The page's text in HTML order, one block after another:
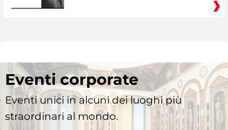
Eventi corporate
Eventi unici in alcuni dei luoghi più
straordinari al mondo.